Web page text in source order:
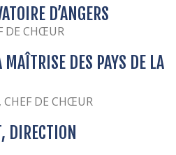
D’ANGERS
DE CHŒUR
DES PAYS DE LA
, CHEF DE CHŒUR
DIRECTION